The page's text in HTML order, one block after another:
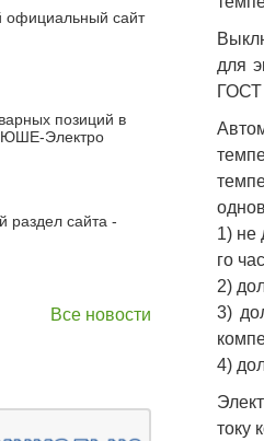
сайт
позиций в
ЮШЕ-Электро
раздел сайта -
Все новости
для
ГОСТ
1) не
го
2)
3)
4)
току